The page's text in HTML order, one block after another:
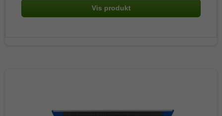
Vis produkt